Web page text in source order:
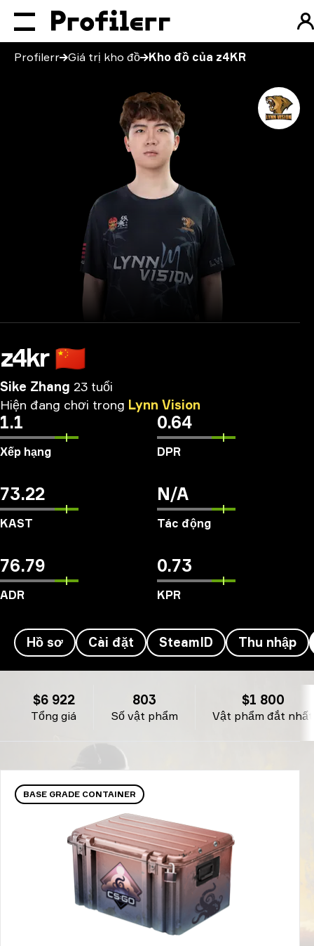
Profilerr Giá trị kho đồ Kho đồ của z4KR
z4kr 🇨🇳
Sike Zhang 23 tuổi
Hiện đang chơi trong Lynn Vision
1.1
Xếp hạng
0.64
DPR
73.22
KAST
N/A
Tác động
76.79
ADR
0.73
KPR
Hồ sơ Cài đặt SteamID Thu nhập
Tổng giá
$6 922
Số vật phẩm
803
Vật phẩm đắt nhất
$1 800
BASE GRADE CONTAINER